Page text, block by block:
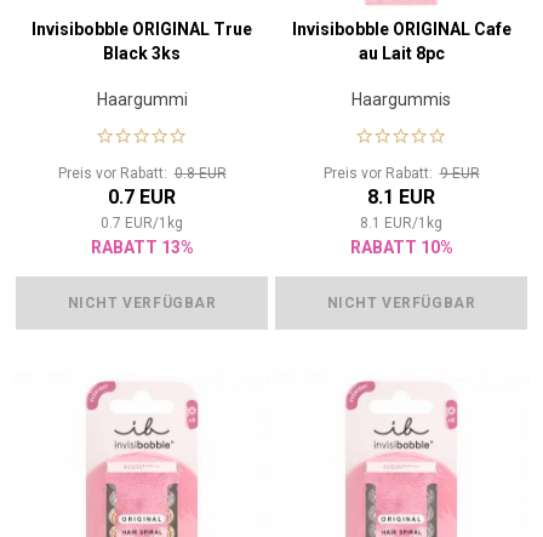
Invisibobble ORIGINAL True
Black 3ks
Haargummi
Preis vor Rabatt:0.8 EUR
0.7 EUR
0.7 EUR/1 kg
RABATT 13%
NICHT VERFÜGBAR
Invisibobble ORIGINAL Cafe
au Lait 8pc
Haargummis
Preis vor Rabatt:9 EUR
8.1 EUR
8.1 EUR/1 kg
RABATT 10%
NICHT VERFÜGBAR